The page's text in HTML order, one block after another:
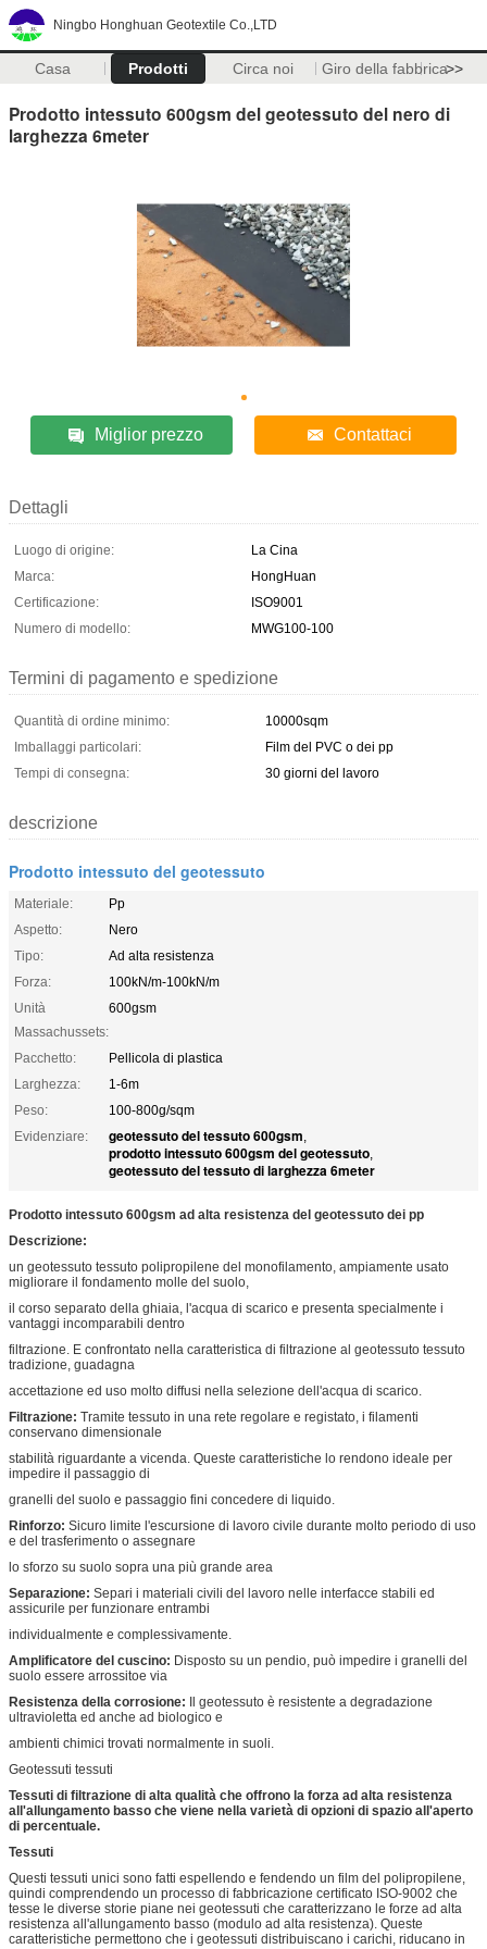
Ningbo Honghuan Geotextile Co.,LTD
Casa Prodotti Circa noi Giro della fabbrica>>
Prodotto intessuto 600gsm del geotessuto del nero di
larghezza 6meter
Miglior prezzo Contattaci
Dettagli
Luogo di origine:
La Cina
Marca:
HongHuan
Certificazione:
ISO9001
Numero di modello:
MWG100-100
Termini di pagamento e spedizione
Quantità di ordine minimo:
10000sqm
Imballaggi particolari:
Film del PVC o dei pp
Tempi di consegna:
30 giorni del lavoro
descrizione
Prodotto intessuto del geotessuto
Materiale:
Pp
Aspetto:
Nero
Tipo:
Ad alta resistenza
Forza:
100kN/m-100kN/m
Unità
Massachussets:
600gsm
Pacchetto:
Pellicola di plastica
Larghezza:
1-6m
Peso:
100-800g/sqm
Evidenziare:
geotessuto del tessuto 600gsm,
prodotto intessuto 600gsm del geotessuto,
geotessuto del tessuto di larghezza 6meter
Prodotto intessuto 600gsm ad alta resistenza del geotessuto dei pp
Descrizione:
un geotessuto tessuto polipropilene del monofilamento, ampiamente usato
migliorare il fondamento molle del suolo,
il corso separato della ghiaia, l'acqua di scarico e presenta specialmente i
vantaggi incomparabili dentro
filtrazione. E confrontato nella caratteristica di filtrazione al geotessuto tessuto
tradizione, guadagna
accettazione ed uso molto diffusi nella selezione dell'acqua di scarico.
Filtrazione: Tramite tessuto in una rete regolare e registato, i filamenti
conservano dimensionale
stabilità riguardante a vicenda. Queste caratteristiche lo rendono ideale per
impedire il passaggio di
granelli del suolo e passaggio fini concedere di liquido.
Rinforzo: Sicuro limite l'escursione di lavoro civile durante molto periodo di uso
e del trasferimento o assegnare
lo sforzo su suolo sopra una più grande area
Separazione: Separi i materiali civili del lavoro nelle interfacce stabili ed
assicurile per funzionare entrambi
individualmente e complessivamente.
Amplificatore del cuscino: Disposto su un pendio, può impedire i granelli del
suolo essere arrossitoe via
Resistenza della corrosione: Il geotessuto è resistente a degradazione
ultravioletta ed anche ad biologico e
ambienti chimici trovati normalmente in suoli.
Geotessuti tessuti
Tessuti di filtrazione di alta qualità che offrono la forza ad alta resistenza
all'allungamento basso che viene nella varietà di opzioni di spazio all'aperto
di percentuale.
Tessuti
Questi tessuti unici sono fatti espellendo e fendendo un film del polipropilene,
quindi comprendendo un processo di fabbricazione certificato ISO-9002 che
tesse le diverse storie piane nei geotessuti che caratterizzano le forze ad alta
resistenza all'allungamento basso (modulo ad alta resistenza). Queste
caratteristiche permettono che i geotessuti distribuiscano i carichi, riducano in